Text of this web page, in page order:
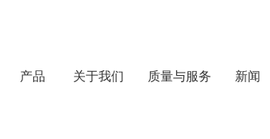
产品 关于我们 质量与服务 新闻